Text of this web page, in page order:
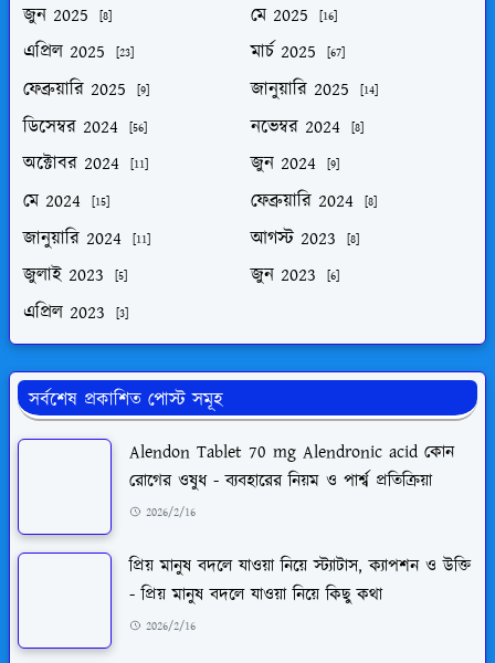
জুন 2025 [8] মে 2025 [16]
এপ্রিল 2025 [23] মার্চ 2025 [67]
ফেব্রুয়ারি 2025 [9] জানুয়ারি 2025 [14]
ডিসেম্বর 2024 [56] নভেম্বর 2024 [8]
অক্টোবর 2024 [11] জুন 2024 [9]
মে 2024 [15] ফেব্রুয়ারি 2024 [8]
জানুয়ারি 2024 [11] আগস্ট 2023 [8]
জুলাই 2023 [5] জুন 2023 [6]
এপ্রিল 2023 [3]
সর্বশেষ প্রকাশিত পোস্ট সমূহ
Alendon Tablet 70 mg Alendronic acid কোন
রোগের ওষুধ - ব্যবহারের নিয়ম ও পার্শ্ব প্রতিক্রিয়া
2026/2/16
প্রিয় মানুষ বদলে যাওয়া নিয়ে স্ট্যাটাস, ক্যাপশন ও উক্তি
- প্রিয় মানুষ বদলে যাওয়া নিয়ে কিছু কথা
2026/2/16